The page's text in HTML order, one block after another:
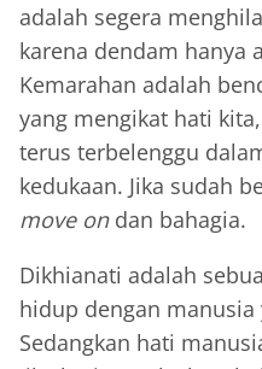
adalah segera
karena dendam hanya
Kemarahan adalah
yang mengikat hati
terus terbelenggu
kedukaan. Jika sudah
move ondan bahagia.
Dikhianati adalah
hidup dengan manusia
Sedangkan hati